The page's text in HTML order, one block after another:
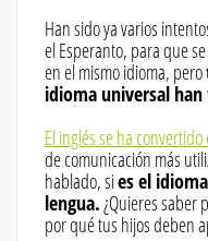
Han sido ya varios
el Esperanto, para que
en el mismo idioma, pero
idioma universal han
El inglés se ha
de comunicación más
hablado, sies el
lengua.¿Quieres saber
por qué tus hijos deben